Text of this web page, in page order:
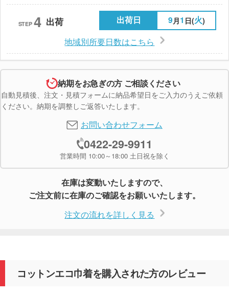
STEP 4 出荷 出荷日 9 月1 日(火)
地域別所要日数はこちら
納期をお急ぎの方 ご相談ください
自動見積後、注文・見積フォームに納品希望日をご入力のうえご依頼
ください。納期を調整しご返答いたします。
お問い合わせフォーム
0422-29-9911
営業時間 10:00～18:00 土日祝を除く
在庫は変動いたしますので、
ご注文前に在庫のご確認をお願いいたします。
注文の流れを詳しく見る
コットンエコ巾着を購入された方のレビュー